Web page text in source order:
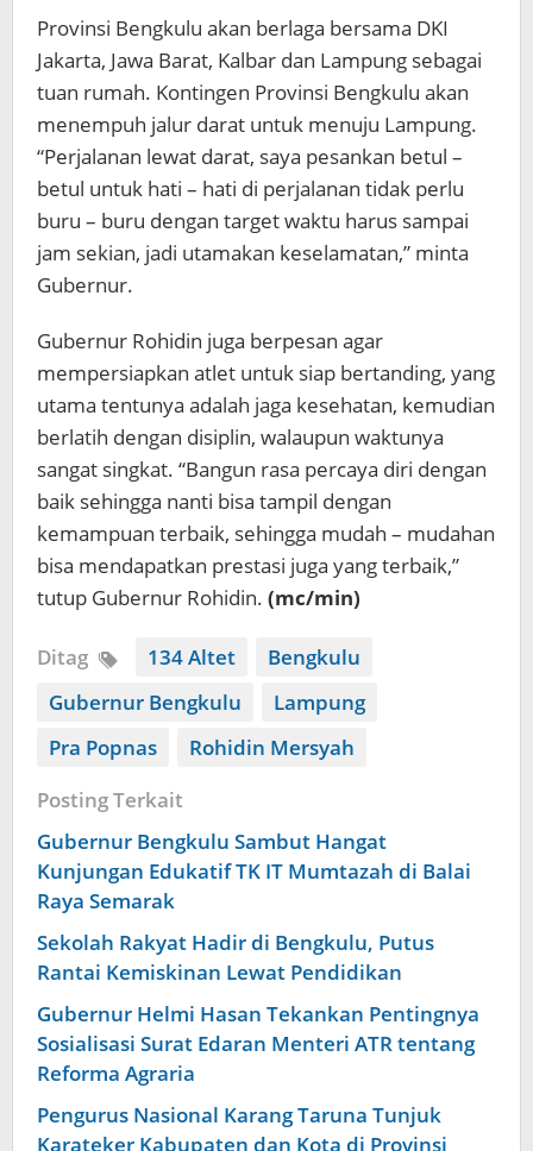
Provinsi Bengkulu akan berlaga bersama DKI
Jakarta, Jawa Barat, Kalbar dan Lampung sebagai
tuan rumah. Kontingen Provinsi Bengkulu akan
menempuh jalur darat untuk menuju Lampung.
“Perjalanan lewat darat, saya pesankan betul –
betul untuk hati – hati di perjalanan tidak perlu
buru – buru dengan target waktu harus sampai
jam sekian, jadi utamakan keselamatan,” minta
Gubernur.
Gubernur Rohidin juga berpesan agar
mempersiapkan atlet untuk siap bertanding, yang
utama tentunya adalah jaga kesehatan, kemudian
berlatih dengan disiplin, walaupun waktunya
sangat singkat. “Bangun rasa percaya diri dengan
baik sehingga nanti bisa tampil dengan
kemampuan terbaik, sehingga mudah – mudahan
bisa mendapatkan prestasi juga yang terbaik,”
tutup Gubernur Rohidin. (mc/min)
Ditag 134 Altet
Bengkulu
Gubernur Bengkulu
Lampung
Pra Popnas
Rohidin Mersyah
Posting Terkait
Gubernur Bengkulu Sambut Hangat
Kunjungan Edukatif TK IT Mumtazah di Balai
Raya Semarak
Sekolah Rakyat Hadir di Bengkulu, Putus
Rantai Kemiskinan Lewat Pendidikan
Gubernur Helmi Hasan Tekankan Pentingnya
Sosialisasi Surat Edaran Menteri ATR tentang
Reforma Agraria
Pengurus Nasional Karang Taruna Tunjuk
Karateker Kabupaten dan Kota di Provinsi